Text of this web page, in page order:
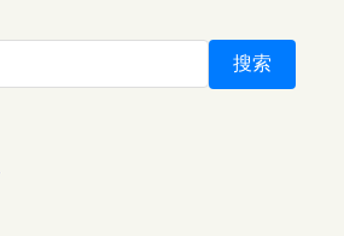
搜索